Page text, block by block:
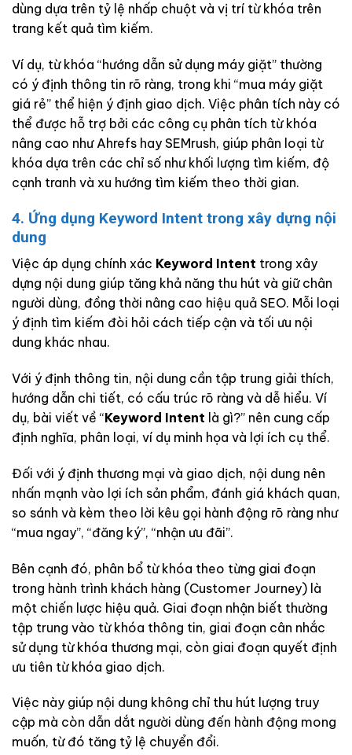
dùng dựa trên tỷ lệ nhấp chuột và vị trí từ khóa trên
trang kết quả tìm kiếm.
Ví dụ, từ khóa “hướng dẫn sử dụng máy giặt” thường
có ý định thông tin rõ ràng, trong khi “mua máy giặt
giá rẻ” thể hiện ý định giao dịch. Việc phân tích này có
thể được hỗ trợ bởi các công cụ phân tích từ khóa
nâng cao như Ahrefs hay SEMrush, giúp phân loại từ
khóa dựa trên các chỉ số như khối lượng tìm kiếm, độ
cạnh tranh và xu hướng tìm kiếm theo thời gian.
4. Ứng dụng Keyword Intent trong xây dựng nội
dung
Việc áp dụng chính xác Keyword Intent trong xây
dựng nội dung giúp tăng khả năng thu hút và giữ chân
người dùng, đồng thời nâng cao hiệu quả SEO. Mỗi loại
ý định tìm kiếm đòi hỏi cách tiếp cận và tối ưu nội
dung khác nhau.
Với ý định thông tin, nội dung cần tập trung giải thích,
hướng dẫn chi tiết, có cấu trúc rõ ràng và dễ hiểu. Ví
dụ, bài viết về “Keyword Intent là gì?” nên cung cấp
định nghĩa, phân loại, ví dụ minh họa và lợi ích cụ thể.
Đối với ý định thương mại và giao dịch, nội dung nên
nhấn mạnh vào lợi ích sản phẩm, đánh giá khách quan,
so sánh và kèm theo lời kêu gọi hành động rõ ràng như
“mua ngay”, “đăng ký”, “nhận ưu đãi”.
Bên cạnh đó, phân bổ từ khóa theo từng giai đoạn
trong hành trình khách hàng (Customer Journey) là
một chiến lược hiệu quả. Giai đoạn nhận biết thường
tập trung vào từ khóa thông tin, giai đoạn cân nhắc
sử dụng từ khóa thương mại, còn giai đoạn quyết định
ưu tiên từ khóa giao dịch.
Việc này giúp nội dung không chỉ thu hút lượng truy
cập mà còn dẫn dắt người dùng đến hành động mong
muốn, từ đó tăng tỷ lệ chuyển đổi.